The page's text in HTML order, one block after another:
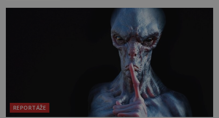
badatelé zde odkrývají indicie, které propojují
prastaré pohanské kulty, keltské svatyně a zprávy
REPORTÁŽE